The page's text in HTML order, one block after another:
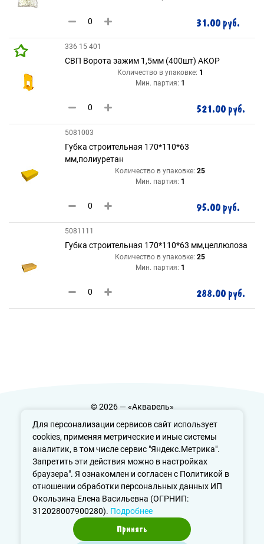
Для персонализации сервисов сайт использует
cookies, применяя метрические и иные системы
аналитик, в том числе сервис "Яндекс.Метрика".
Запретить эти действия можно в настройках
браузера". Я ознакомлен и согласен с Политикой в
отношении обработки персональных данных ИП
Окользина Елена Васильевна (ОГРНИП:
312028007900280). Подробнее
Принять
31.00 руб.
336 15 401
СВП Ворота зажим 1,5мм (400шт) АКОР
Количество в упаковке: 1
Мин. партия: 1
521.00 руб.
5081003
Губка строительная 170*110*63
мм,полиуретан
Количество в упаковке: 25
Мин. партия: 1
95.00 руб.
5081111
Губка строительная 170*110*63 мм,целлюлоза
Количество в упаковке: 25
Мин. партия: 1
288.00 руб.
© 2026 — «Акварель»
Политика конфиденциальности